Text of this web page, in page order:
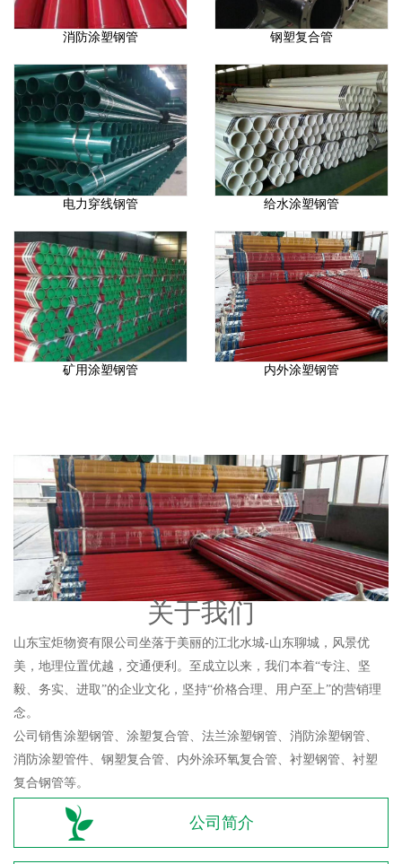
消防涂塑钢管 钢塑复合管
电力穿线钢管 给水涂塑钢管
矿用涂塑钢管 内外涂塑钢管
关于我们
山东宝炬物资有限公司坐落于美丽的江北水城-山东聊城，风景优
美，地理位置优越，交通便利。至成立以来，我们本着“专注、坚
毅、务实、进取”的企业文化，坚持“价格合理、用户至上”的营销理
念。
公司销售涂塑钢管、涂塑复合管、法兰涂塑钢管、消防涂塑钢管、
消防涂塑管件、钢塑复合管、内外涂环氧复合管、衬塑钢管、衬塑
复合钢管等。
公司简介